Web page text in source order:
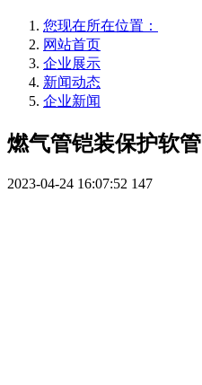
您现在所在位置：
网站首页
企业展示
新闻动态
企业新闻
燃气管铠装保护软管
2023-04-24 16:07:52 147